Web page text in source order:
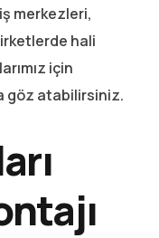
merkezleri,
hali
için
göz atabilirsiniz.